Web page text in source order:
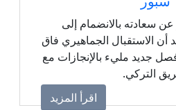
سعادته بالانضمام إلى
أن الاستقبال الجماهيري فاق
فصل جديد مليء بالإنجازات مع
التركي.
اقرأ المزيد